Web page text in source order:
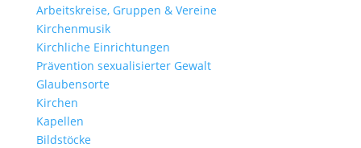
Arbeits­kreise, Gruppen & Vereine
Kirchen­musik
Kirch­liche Einrichtungen
Präven­tion sexua­li­sierter Gewalt
Glau­ben­s­orte
Kirchen
Kapellen
Bild­stöcke